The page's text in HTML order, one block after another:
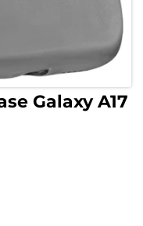
Galaxy A17